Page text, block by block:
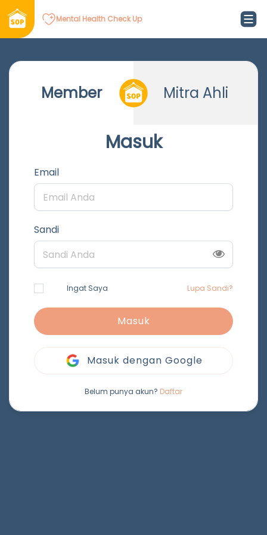
Mental Health Check Up
Member Mitra Ahli
Masuk
Email
Sandi
Ingat Saya Lupa Sandi?
Masuk
Masuk dengan Google
Belum punya akun? Daftar